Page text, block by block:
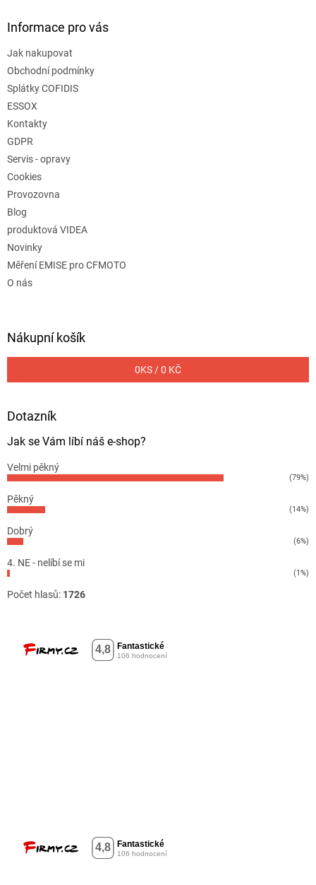
Informace pro vás
Jak nakupovat
Obchodní podmínky
Splátky COFIDIS
ESSOX
Kontakty
GDPR
Servis - opravy
Cookies
Provozovna
Blog
produktová VIDEA
Novinky
Měření EMISE pro CFMOTO
O nás
Nákupní košík
0KS /0 KČ
Dotazník
Jak se Vám líbí náš e-shop?
Velmi pěkný
(79%)
Pěkný
(14%)
Dobrý
(6%)
4. NE - nelíbí se mi
(1%)
Počet hlasů: 1726